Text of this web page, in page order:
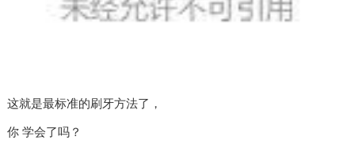
这就是最标准的刷牙方法了，
你 学会了吗？